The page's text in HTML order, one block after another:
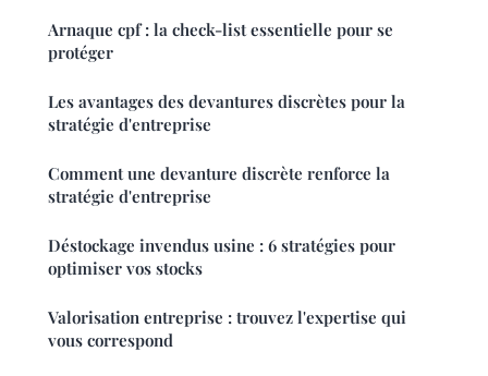
Arnaque cpf : la check-list essentielle pour se
protéger
Les avantages des devantures discrètes pour la
stratégie d'entreprise
Comment une devanture discrète renforce la
stratégie d'entreprise
Déstockage invendus usine : 6 stratégies pour
optimiser vos stocks
Valorisation entreprise : trouvez l'expertise qui
vous correspond